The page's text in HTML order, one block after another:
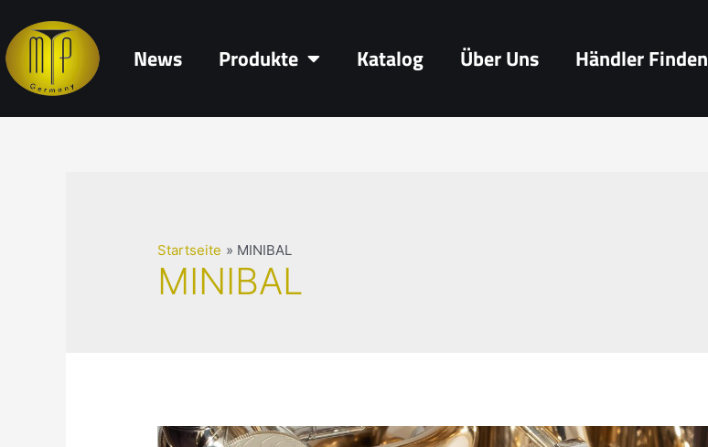
News Produkte Katalog Über Uns Händler Finden
Startseite MINIBAL
MINIBAL